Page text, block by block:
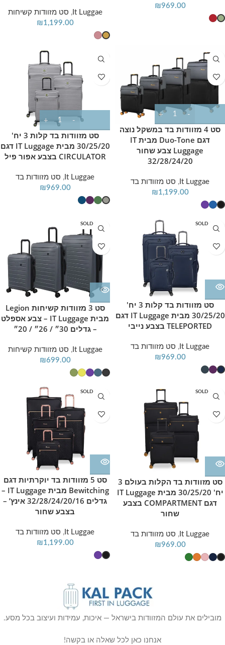
₪969.00
It Luggae
, סט מזוודות קשיחות
₪1,199.00
סט 4 מזוודות בד במשקל נוצה
דגם Duo-Tone מבית IT
Luggage צבע שחור
32/28/24/20
It Luggae
, סט מזוודות בד
₪1,199.00
סט מזוודות בד קלות 3 יח'
30/25/20 מבית IT Luggage דגם
CIRCULATOR בצבע אפור פיל
It Luggae
, סט מזוודות בד
₪969.00
SOLD OUT
סט מזוודות בד קלות 3 יח'
30/25/20 מבית IT Luggage דגם
TELEPORTED בצבע נייבי
It Luggae
, סט מזוודות בד
₪969.00
SOLD OUT
סט 3 מזוודות קשיחות Legion
מבית IT Luggage – צבע אספלט
– גדלים 30״ / 26״ / 20״
It Luggae
, סט מזוודות קשיחות
₪699.00
SOLD OUT
סט מזוודות בד הקלות בעולם 3
יח' 30/25/20 מבית IT Luggage
דגם COMPARTMENT בצבע
שחור
It Luggae
, סט מזוודות בד
₪969.00
SOLD OUT
סט 5 מזוודות בד יוקרתיות דגם
Bewitching מבית IT Luggage –
גדלים 32/28/24/20/16 אינץ’ –
בצבע שחור
It Luggae
, סט מזוודות בד
₪1,199.00
מובילים את עולם המזוודות בישראל — איכות, עמידות ועיצוב בכל מסע.
אנחנו כאן לכל שאלה או בקשה!